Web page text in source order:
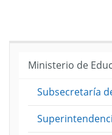
Ministerio de
Subsecretaría